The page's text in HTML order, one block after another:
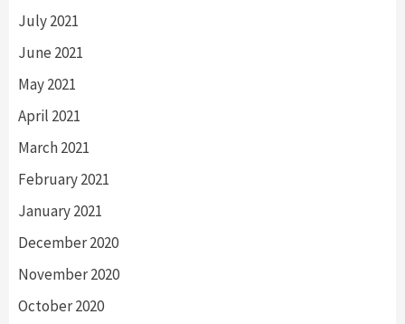
July 2021
June 2021
May 2021
April 2021
March 2021
February 2021
January 2021
December 2020
November 2020
October 2020